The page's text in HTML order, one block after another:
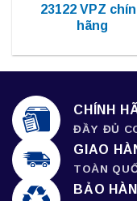
23122 VPZ
hãng
CHÍNH
ĐẦY ĐỦ
GIAO
TOÀN
BẢO